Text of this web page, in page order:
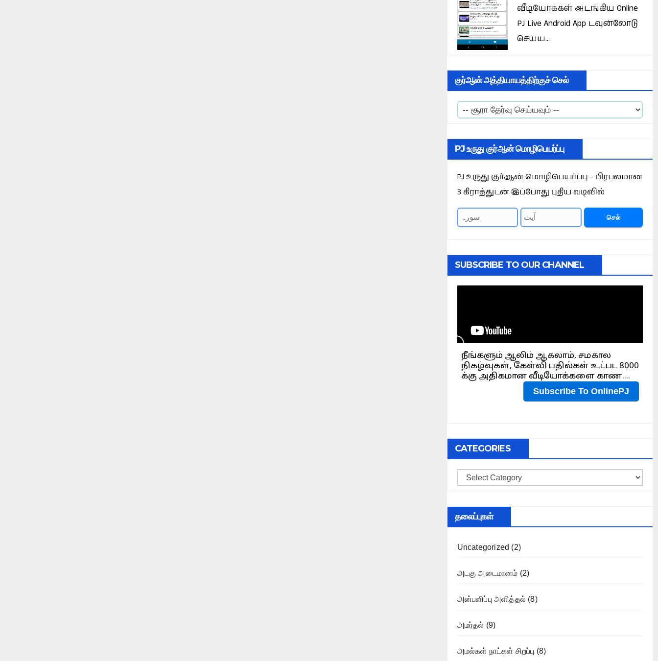
வீடியோக்கள் அடங்கிய Online
PJ Live Android App டவுன்லோடு
செய்ய...
குர்ஆன் அத்தியாயத்திற்குச் செல்
PJ உருது குர்ஆன் மொழிபெயர்ப்பு
PJ உருது குர்ஆன் மொழிபெயர்ப்பு - பிரபலமான
3 கிராத்துடன் இப்போது புதிய வடிவில்
செல்
SUBSCRIBE TO OUR CHANNEL
CATEGORIES
Categories
தலைப்புகள்
Uncategorized (2)
அடகு அடைமானம் (2)
அன்பளிப்பு அளித்தல் (8)
அமர்தல் (9)
அமல்கள் நாட்கள் சிறப்பு (8)